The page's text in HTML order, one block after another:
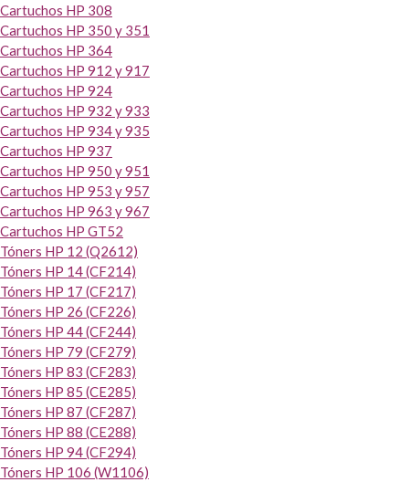
Cartuchos HP 308
Cartuchos HP 350 y 351
Cartuchos HP 364
Cartuchos HP 912 y 917
Cartuchos HP 924
Cartuchos HP 932 y 933
Cartuchos HP 934 y 935
Cartuchos HP 937
Cartuchos HP 950 y 951
Cartuchos HP 953 y 957
Cartuchos HP 963 y 967
Cartuchos HP GT52
Tóners HP 12 (Q2612)
Tóners HP 14 (CF214)
Tóners HP 17 (CF217)
Tóners HP 26 (CF226)
Tóners HP 44 (CF244)
Tóners HP 79 (CF279)
Tóners HP 83 (CF283)
Tóners HP 85 (CE285)
Tóners HP 87 (CF287)
Tóners HP 88 (CE288)
Tóners HP 94 (CF294)
Tóners HP 106 (W1106)